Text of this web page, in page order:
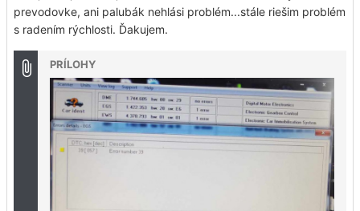
prevodovke, ani palubák nehlási problém...stále riešim problém
s radením rýchlosti. Ďakujem.
PRÍLOHY